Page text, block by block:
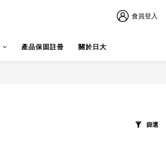
會員登入
產品保固註冊 關於日大
篩選